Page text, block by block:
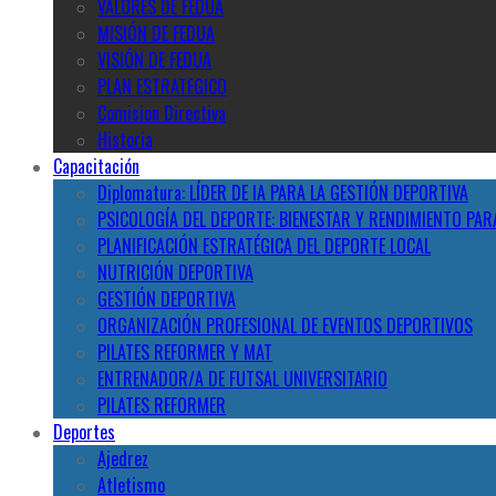
VALORES DE FEDUA
MISIÓN DE FEDUA
VISIÓN DE FEDUA
PLAN ESTRATEGICO
Comision Directiva
Historia
Capacitación
Diplomatura: LÍDER DE IA PARA LA GESTIÓN DEPORTIVA
PSICOLOGÍA DEL DEPORTE: BIENESTAR Y RENDIMIENTO
PLANIFICACIÓN ESTRATÉGICA DEL DEPORTE LOCAL
NUTRICIÓN DEPORTIVA
GESTIÓN DEPORTIVA
ORGANIZACIÓN PROFESIONAL DE EVENTOS DEPORTIVOS
PILATES REFORMER Y MAT
ENTRENADOR/A DE FUTSAL UNIVERSITARIO
PILATES REFORMER
Deportes
Ajedrez
Atletismo